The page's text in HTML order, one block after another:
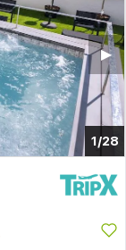
1/28
▶︎